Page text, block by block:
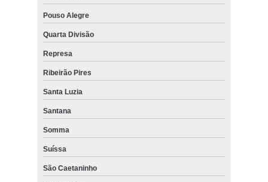
Pouso Alegre
Quarta Divisão
Represa
Ribeirão Pires
Santa Luzia
Santana
Somma
Suíssa
São Caetaninho